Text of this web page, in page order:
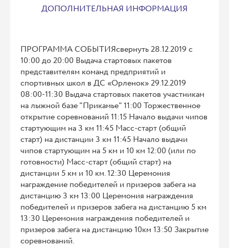
ДОПОЛНИТЕЛЬНАЯ ИНФОРМАЦИЯ
ПРОГРАММА СОБЫТИЯсвернуть 28.12.2019 с
10:00 до 20:00 Выдача стартовых пакетов
представителям команд предприятий и
спортивных школ в ДС «Орленок» 29.12.2019
08:00-11:30 Выдача стартовых пакетов участникам
на лыжной базе "Прикамье" 11:00 Торжественное
открытие соревнований 11:15 Начало выдачи чипов
стартующим на 3 км 11:45 Масс-старт (общий
старт) на дистанции 3 км 11:45 Начало выдачи
чипов стартующим на 5 км и 10 км 12:00 (или по
готовности) Масс-старт (общий старт) на
дистанции 5 км и 10 км. 12:30 Церемония
награждение победителей и призеров забега на
дистанцию 3 км 13:00 Церемония награждения
победителей и призеров забега на дистанцию 5 км
13:30 Церемония награждения победителей и
призеров забега на дистанцию 10км 13:50 Закрытие
соревнований.